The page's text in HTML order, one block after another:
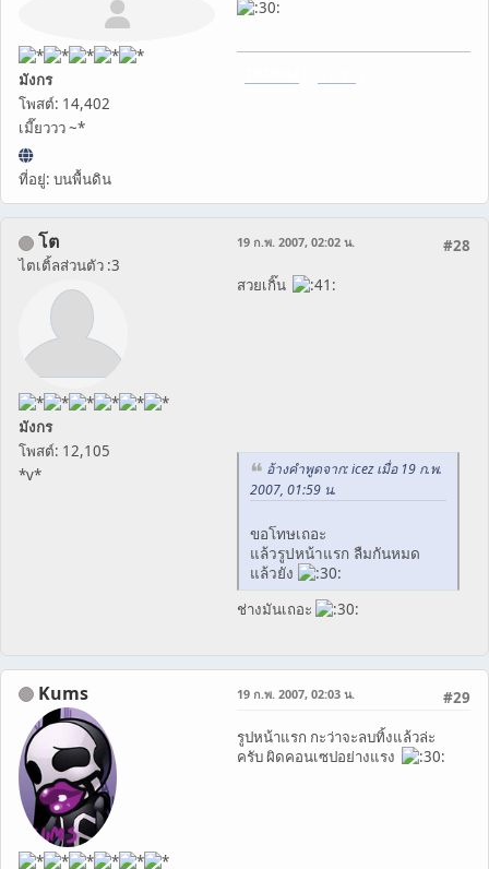
มังกร
โพสต์: 14,402
เมี๊ยววว ~*
ที่อยู่: บนพื้นดิน
โต
ไตเติ้ลส่วนตัว :3
มังกร
โพสต์: 12,105
*v*
#28
19 ก.พ. 2007, 02:02 น.
สวยเกิ๊น
อ้างคำพูดจาก: icez เมื่อ 19 ก.พ.
2007, 01:59 น.
ขอโทษเถอะ
แล้วรูปหน้าแรก ลืมกันหมด
แล้วยัง
ช่างมันเถอะ
Kums #29
19 ก.พ. 2007, 02:03 น.
รูปหน้าแรก กะว่าจะลบทิ้งแล้วล่ะ
ครับ ผิดคอนเซปอย่างแรง